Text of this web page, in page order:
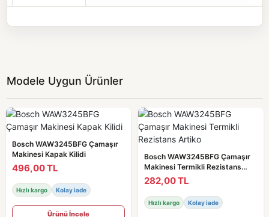
Modele Uygun Ürünler
Bosch WAW3245BFG Çamaşır
Makinesi Kapak Kilidi
496,00 TL
Hızlı kargo Kolay iade
Ürünü İncele
Bosch WAW3245BFG Çamaşır
Makinesi Termikli Rezistans
Artiko
282,00 TL
Hızlı kargo Kolay iade